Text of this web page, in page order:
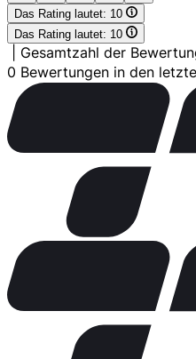
Das Rating lautet: 10
Das Rating lautet: 10
Gesamtzahl der
0 Bewertungen in den